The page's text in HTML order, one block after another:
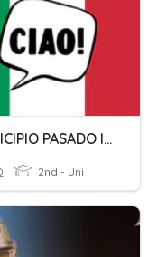
PARTICIPIO PASADO ITALIANO A1
2nd - Uni